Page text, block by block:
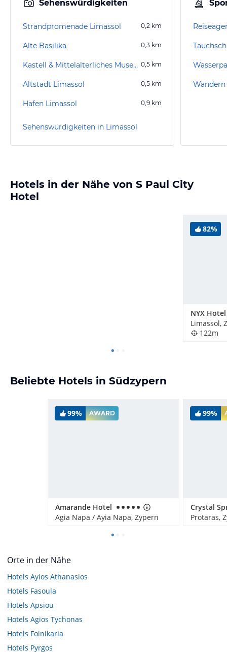
Sehenswürdigkeiten
Strandpromenade Limassol 0,2 km
Alte Basilika 0,3 km
Kastell & Mittelalterliches Museum 0,5 km
Altstadt Limassol 0,5 km
Hafen Limassol 0,9 km
Sehenswürdigkeiten in Limassol
Wandern
Hotels in der Nähe von S Paul City
Hotel
82%
NYX
Limassol,
122m
Beliebte Hotels in Südzypern
99% AWARD
Amarande Hotel
Agia Napa / Ayia Napa, Zypern
99%
Protaras,
Orte in der Nähe
Hotels Ayios Athanasios
Hotels Fasoula
Hotels Apsiou
Hotels Agios Tychonas
Hotels Foinikaria
Hotels Pyrgos